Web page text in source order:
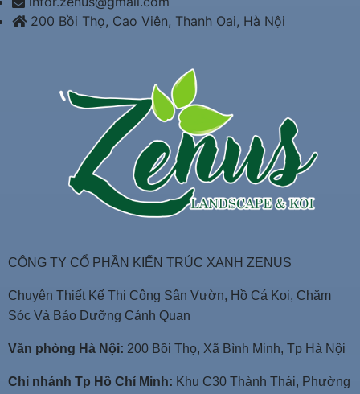
200 Bồi Thọ, Cao Viên, Thanh Oai, Hà Nội
CÔNG TY CỔ PHẦN KIẾN TRÚC XANH ZENUS
Chuyên Thiết Kế Thi Công Sân Vườn, Hồ Cá Koi, Chăm
Sóc Và Bảo Dưỡng Cảnh Quan
Văn phòng Hà Nội: 200 Bồi Thọ, Xã Bình Minh, Tp Hà Nội
Chi nhánh Tp Hồ Chí Minh: Khu C30 Thành Thái, Phường